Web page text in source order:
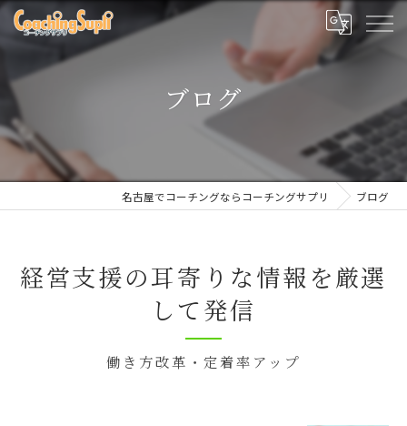
ブログ
名古屋でコーチングならコーチングサプリ ブログ
経営支援の耳寄りな情報を厳選
して発信
働き方改革・定着率アップ